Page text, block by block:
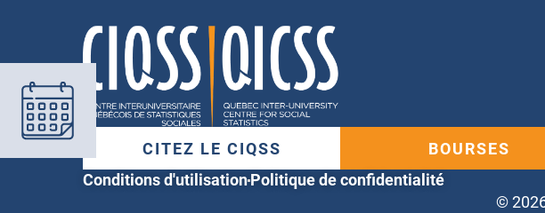
CITEZ LE CIQSS BOURSES
Conditions d'utilisationPolitique de confidentialité
©